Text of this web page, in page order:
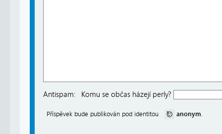
Antispam: Komu se občas házejí perly?
Příspěvek bude publikován pod identitou anonym.